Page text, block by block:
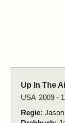
Up In The
USA 2009-
Regie: